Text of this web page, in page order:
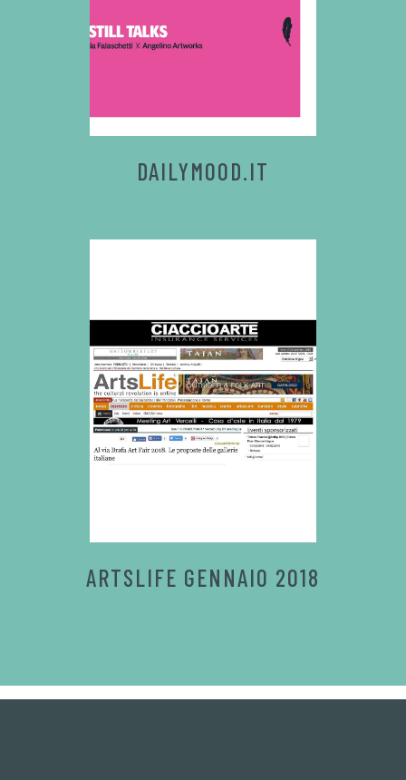
DAILYMOOD.IT
ARTSLIFE GENNAIO 2018